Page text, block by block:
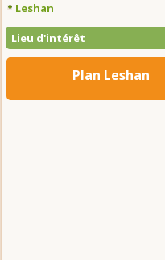
Leshan
Lieu d'intérêt
Plan Leshan